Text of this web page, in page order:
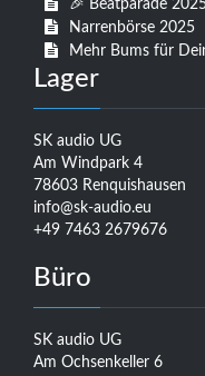
🎉 Beatparade
Narrenbörse 2025
Mehr Bums für
Lager
SK audio UG
Am Windpark 4
78603 Renquishausen
info@sk-audio.eu
+49 7463 2679676
Büro
SK audio UG
Am Ochsenkeller 6